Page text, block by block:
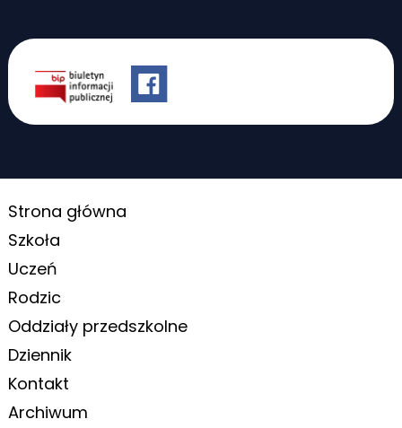
Strona główna
Szkoła
Uczeń
Rodzic
Oddziały przedszkolne
Dziennik
Kontakt
Archiwum